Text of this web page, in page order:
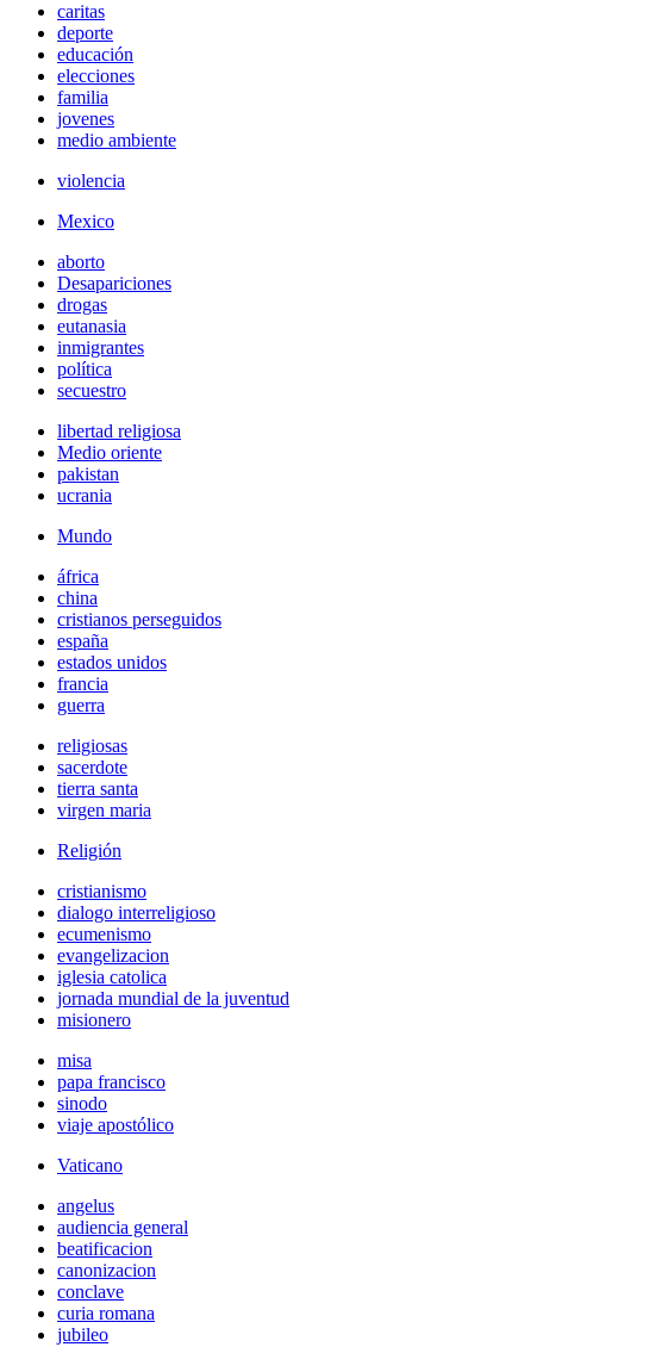
caritas
deporte
educación
elecciones
familia
jovenes
medio ambiente
violencia
Mexico
aborto
Desapariciones
drogas
eutanasia
inmigrantes
política
secuestro
libertad religiosa
Medio oriente
pakistan
ucrania
Mundo
áfrica
china
cristianos perseguidos
españa
estados unidos
francia
guerra
religiosas
sacerdote
tierra santa
virgen maria
Religión
cristianismo
dialogo interreligioso
ecumenismo
evangelizacion
iglesia catolica
jornada mundial de la juventud
misionero
misa
papa francisco
sinodo
viaje apostólico
Vaticano
angelus
audiencia general
beatificacion
canonizacion
conclave
curia romana
jubileo